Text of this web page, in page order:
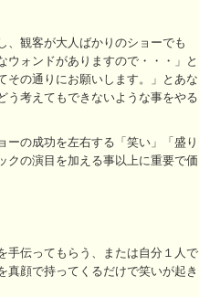
、観客が大人ばかりのショーでも
ォンドがありますので・・・」と
その通りにお願いします。」とあな
う考えてもできないような事をやる
の成功を左右する「笑い」「盛り
クの演目を加える事以上に重要で価
手伝ってもらう、または自分１人で
顔で持ってくるだけで笑いが起き